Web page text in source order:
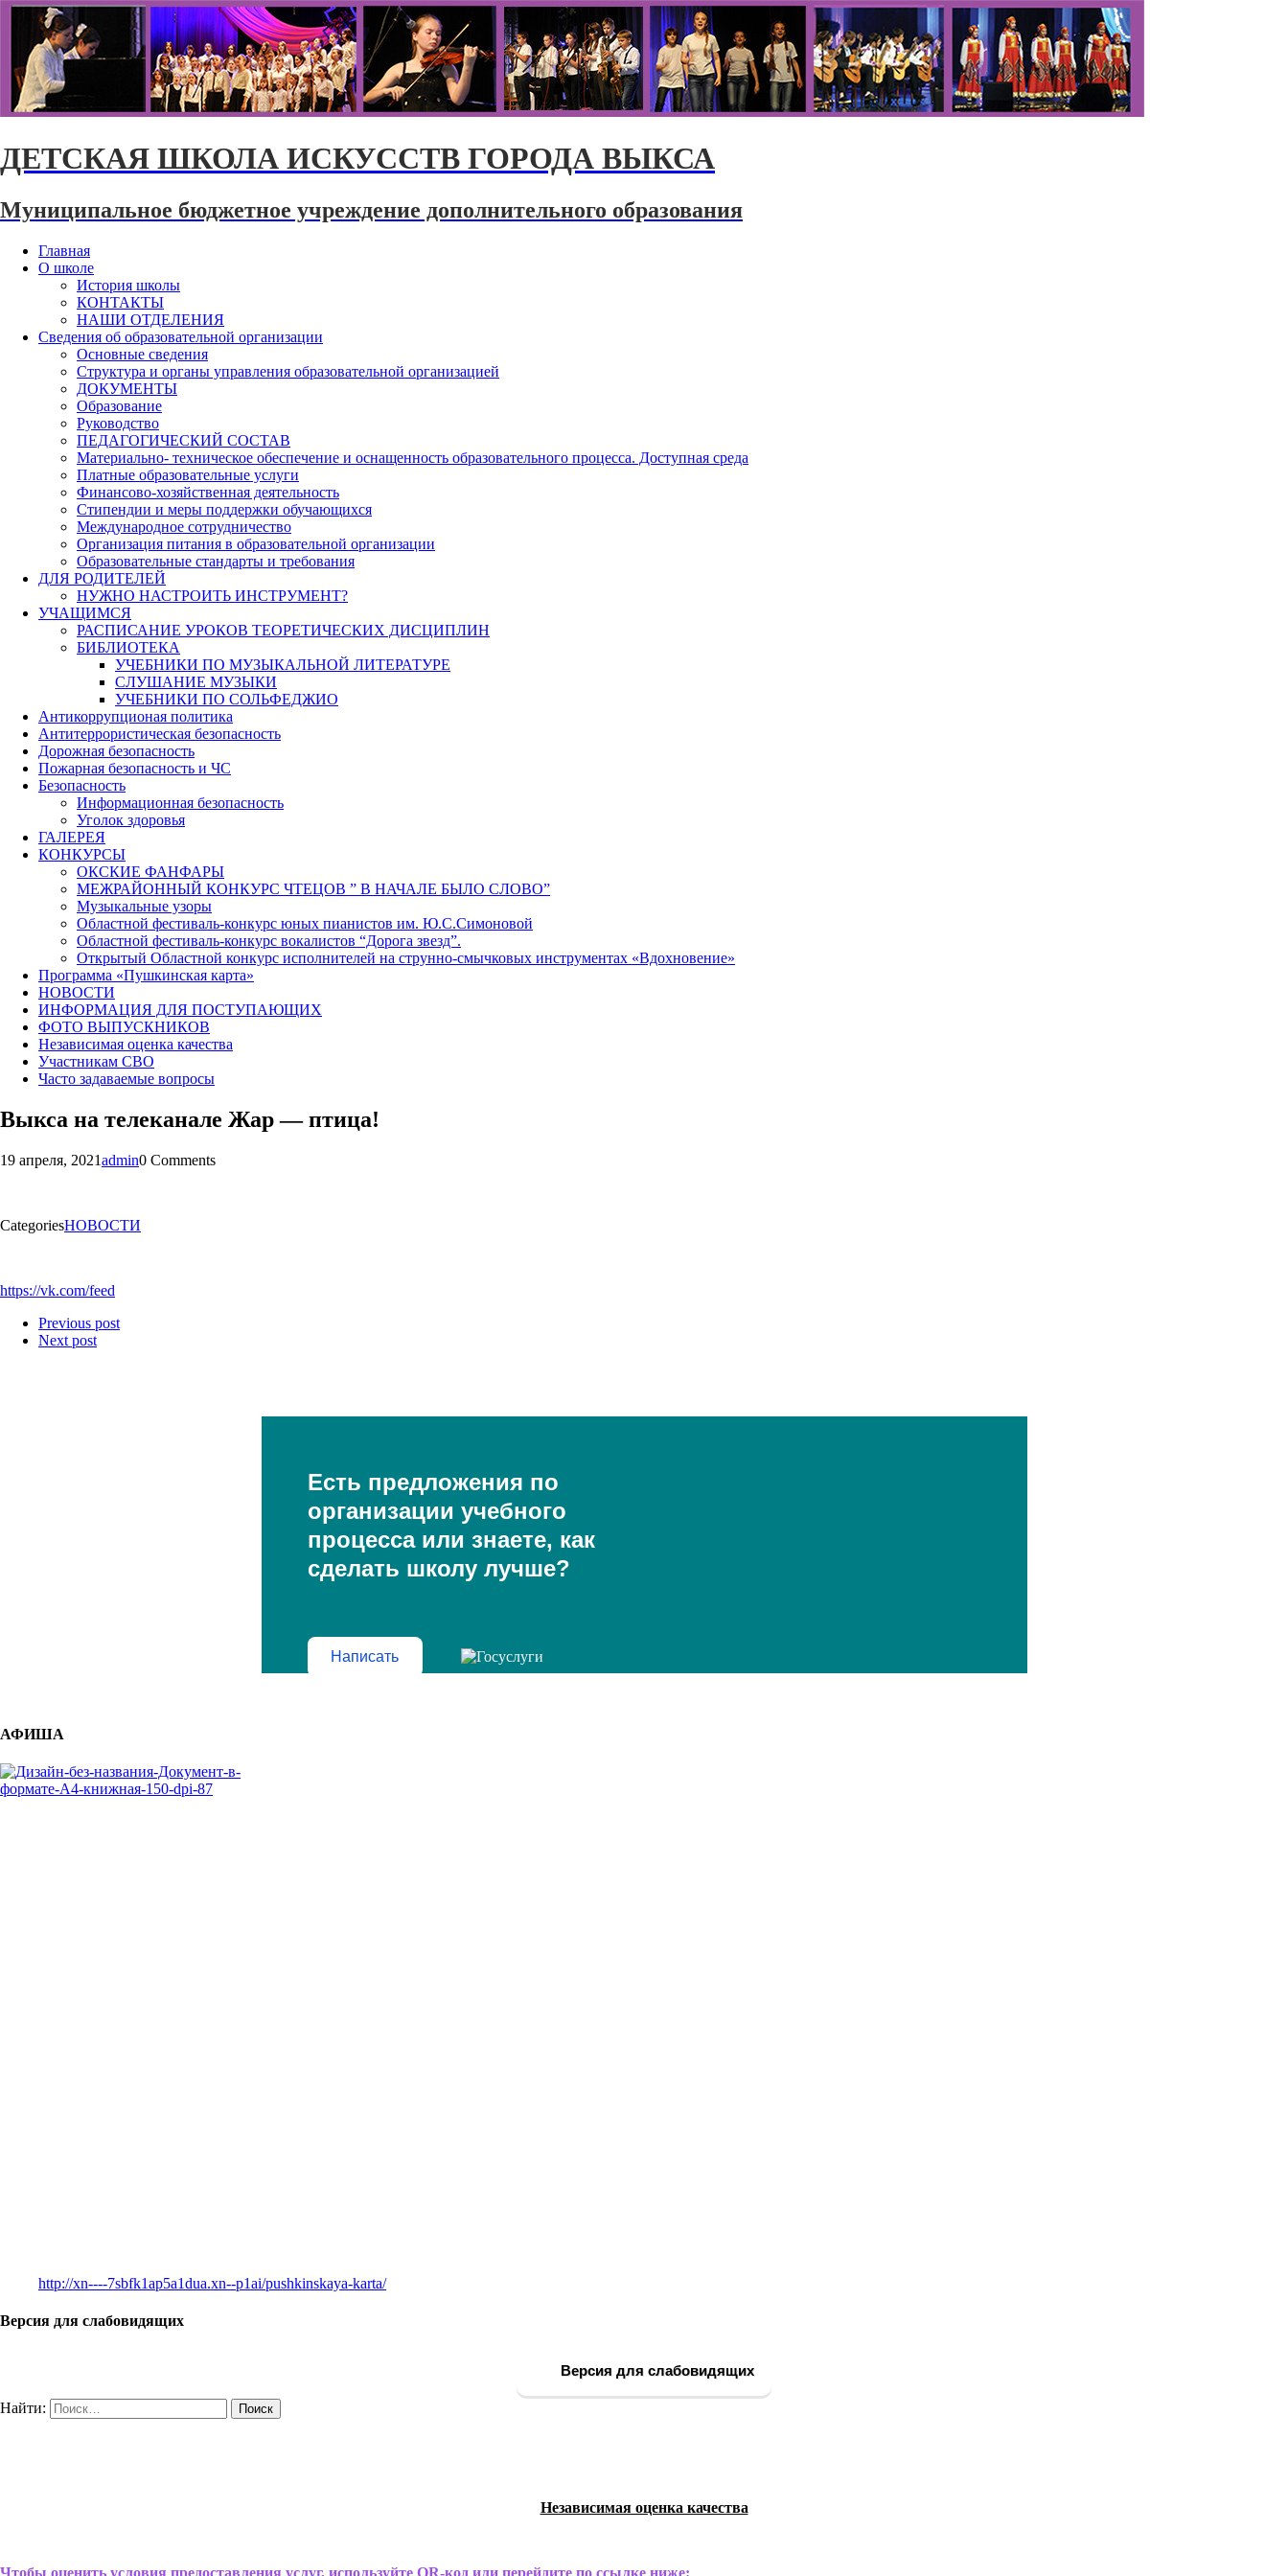
ДЕТСКАЯ ШКОЛА ИСКУССТВ ГОРОДА ВЫКСА
Муниципальное бюджетное учреждение дополнительного образования
Главная
О школе
История школы
КОНТАКТЫ
НАШИ ОТДЕЛЕНИЯ
Сведения об образовательной организации
Основные сведения
Структура и органы управления образовательной организацией
ДОКУМЕНТЫ
Образование
Руководство
ПЕДАГОГИЧЕСКИЙ СОСТАВ
Материально- техническое обеспечение и оснащенность образовательного процесса. Доступная среда
Платные образовательные услуги
Финансово-хозяйственная деятельность
Стипендии и меры поддержки обучающихся
Международное сотрудничество
Организация питания в образовательной организации
Образовательные стандарты и требования
ДЛЯ РОДИТЕЛЕЙ
НУЖНО НАСТРОИТЬ ИНСТРУМЕНТ?
УЧАЩИМСЯ
РАСПИСАНИЕ УРОКОВ ТЕОРЕТИЧЕСКИХ ДИСЦИПЛИН
БИБЛИОТЕКА
УЧЕБНИКИ ПО МУЗЫКАЛЬНОЙ ЛИТЕРАТУРЕ
СЛУШАНИЕ МУЗЫКИ
УЧЕБНИКИ ПО СОЛЬФЕДЖИО
Антикоррупционая политика
Антитеррористическая безопасность
Дорожная безопасность
Пожарная безопасность и ЧС
Безопасность
Информационная безопасность
Уголок здоровья
ГАЛЕРЕЯ
КОНКУРСЫ
ОКСКИЕ ФАНФАРЫ
МЕЖРАЙОННЫЙ КОНКУРС ЧТЕЦОВ ” В НАЧАЛЕ БЫЛО СЛОВО”
Музыкальные узоры
Областной фестиваль-конкурс юных пианистов им. Ю.С.Симоновой
Областной фестиваль-конкурс вокалистов “Дорога звезд”.
Открытый Областной конкурс исполнителей на струнно-смычковых инструментах «Вдохновение»
Программа «Пушкинская карта»
НОВОСТИ
ИНФОРМАЦИЯ ДЛЯ ПОСТУПАЮЩИХ
ФОТО ВЫПУСКНИКОВ
Независимая оценка качества
Участникам СВО
Часто задаваемые вопросы
Выкса на телеканале Жар — птица!
19 апреля, 2021admin0 Comments
CategoriesНОВОСТИ
https://vk.com/feed
Previous post
Next post
Есть предложения по
организации учебного
процесса или знаете, как
сделать школу лучше?
Написать
АФИША
http://xn----7sbfk1ap5a1dua.xn--p1ai/pushkinskaya-karta/
Версия для слабовидящих
Версия для слабовидящих
Найти:
Независимая оценка качества
Чтобы оценить условия предоставления услуг, используйте QR-код или перейдите по ссылке ниже: